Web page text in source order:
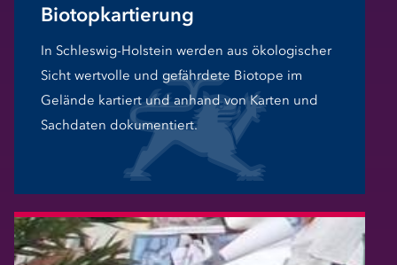
Biotopkartierung
In Schleswig-Holstein werden aus ökologischer
Sicht wertvolle und gefährdete Biotope im
Gelände kartiert und anhand von Karten und
Sachdaten dokumentiert.